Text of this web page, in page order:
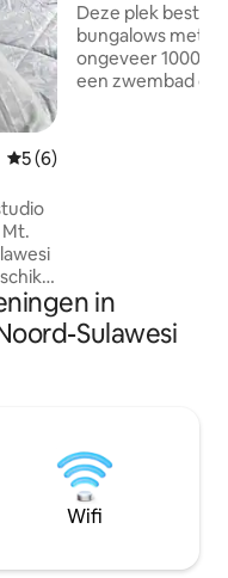
Gemiddelde beoordeling
5 (6)
Deze plek
bungalows met
ongeveer 1000
een zwembad
beschikbaar. Een
helpen met
in
Sulawesi
Wifi